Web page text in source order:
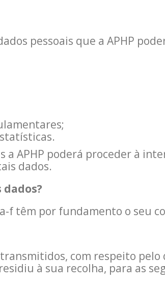
pessoais que a APHP
APHP poderá proceder à
dados.
f têm por fundamento o seu
com respeito pelo
à sua recolha, para as